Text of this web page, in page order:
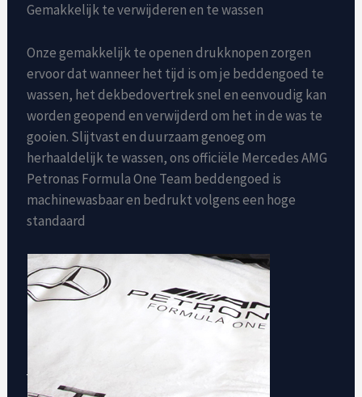
Gemakkelijk te verwijderen en te wassen
Onze gemakkelijk te openen drukknopen zorgen
ervoor dat wanneer het tijd is om je beddengoed te
wassen, het dekbedovertrek snel en eenvoudig kan
worden geopend en verwijderd om het in de was te
gooien. Slijtvast en duurzaam genoeg om
herhaaldelijk te wassen, ons officiële Mercedes AMG
Petronas Formula One Team beddengoed is
machinewasbaar en bedrukt volgens een hoge
standaard